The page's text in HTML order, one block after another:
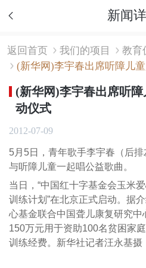
新闻
返回首页 我们的项目 教育
(新华网)李宇春出席听障儿
(新华网)李宇春出席听
动仪式
2012-07-09
5月5日，青年歌手李宇春（后
与听障儿童一起唱公益歌曲。
当日，“中国红十字基金会玉米
训练计划”在北京正式启动。据
心基金联合中国聋儿康复研究
150万元用于资助100名贫困家
训练经费。新华社记者汪永基摄